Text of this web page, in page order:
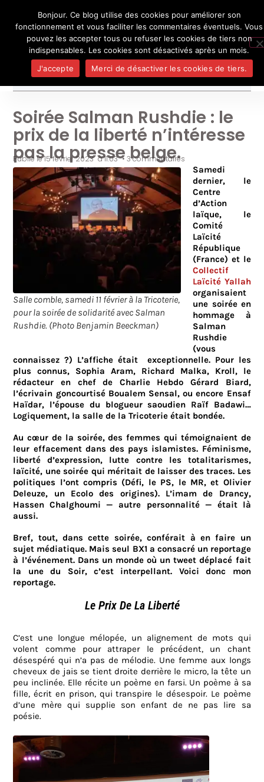
UN BLOG DESEL
Je pense, donc je ne suis personne
Médias
Soirée Salman Rushdie : le
prix de la liberté n’intéresse
pas la presse belge.
Publié le15 février 2023 à11:03 •3 commentaires
Salle comble, samedi 11 février à la Tricoterie,
pour la soirée de solidarité avec Salman
Rushdie. (Photo Benjamin Beeckman)
Samedi
dernier, le
Centre
d’Action
laïque, le
Comité
Laïcité
République
(France) et le
Collectif
Laïcité Yallah
organisaient
une soirée en
hommage à
Salman
Rushdie
(vous
connaissez ?) L’affiche était exceptionnelle. Pour les
plus connus, Sophia Aram, Richard Malka, Kroll, le
rédacteur en chef de Charlie Hebdo Gérard Biard,
l’écrivain goncourtisé Boualem Sensal, ou encore Ensaf
Haïdar, l’épouse du blogueur saoudien Raïf Badawi…
Logiquement, la salle de la Tricoterie était bondée.
Au cœur de la soirée, des femmes qui témoignaient de
leur effacement dans des pays islamistes. Féminisme,
liberté d’expression, lutte contre les totalitarismes,
laïcité, une soirée qui méritait de laisser des traces. Les
politiques l’ont compris (Défi, le PS, le MR, et Olivier
Deleuze, un Ecolo des origines). L’imam de Drancy,
Hassen Chalghoumi — autre personnalité — était là
aussi.
Bref, tout, dans cette soirée, conférait à en faire un
sujet médiatique. Mais seul BX1 a consacré un reportage
à l’événement. Dans un monde où un tweet déplacé fait
la une du Soir, c’est interpellant. Voici donc mon
reportage.
Le Prix De La Liberté
C’est une longue mélopée, un alignement de mots qui
volent comme pour attraper le précédent, un chant
désespéré qui n’a pas de mélodie. Une femme aux longs
cheveux de jais se tient droite derrière le micro, la tête un
peu inclinée. Elle récite un poème en farsi. Un poème à sa
fille, écrit en prison, qui transpire le désespoir. Le poème
d’une mère qui supplie son enfant de ne pas lire sa
poésie.
Bonjour. Ce blog utilise des cookies pour améliorer son
fonctionnement et vous faciliter les commentaires éventuels. Vous
pouvez les accepter tous ou refuser les cookies de tiers non
indispensables. Les cookies sont désactivés après un mois.
J'accepte
Merci de désactiver les cookies de tiers.